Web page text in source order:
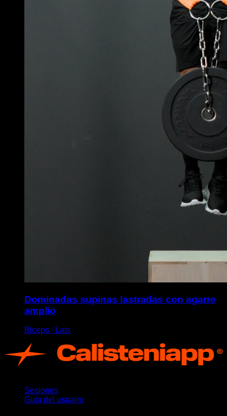
Dominadas supinas lastradas con agarre
amplio
Biceps ∙ Lats
Sesiones
Guía del usuario